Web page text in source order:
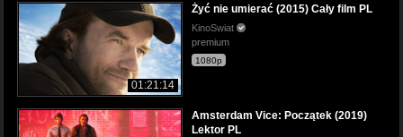
01:21:14
Żyć nie umierać (2015) Cały film PL
KinoSwiat
premium
1080p
Amsterdam Vice: Początek (2019)
Lektor PL